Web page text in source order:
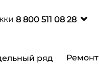
8 800 511 08 28
ряд Ремонт